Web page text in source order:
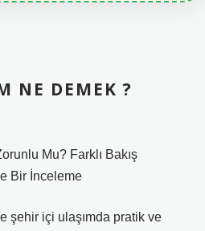
NE DEMEK ?
Mu? Farklı Bakış
Bir İnceleme
şehir içi ulaşımda pratik ve